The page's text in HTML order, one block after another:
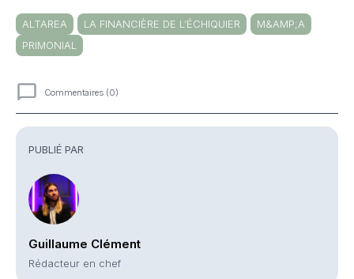
PUBLIÉ PAR
Guillaume Clément
Rédacteur en chef
ALTAREA LA FINANCIÈRE DE L’ÉCHIQUIER
M&AMP;A
PRIMONIAL
Commentaires (0)